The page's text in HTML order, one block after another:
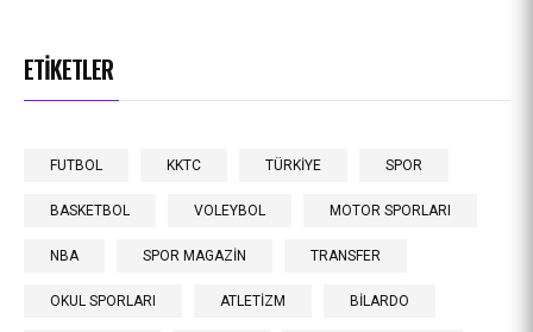
ETIKETLER
FUTBOL KKTC TÜRKİYE SPOR
BASKETBOL VOLEYBOL MOTOR SPORLARI
NBA SPOR MAGAZİN TRANSFER
OKUL SPORLARI ATLETİZM BİLARDO